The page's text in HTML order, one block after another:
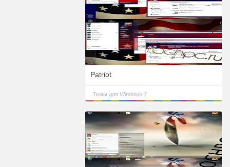
Patriot
Темы для Windows 7